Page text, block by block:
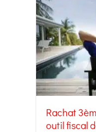
Rachat
outil fiscal